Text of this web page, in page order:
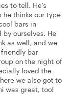
to tell. He’s
he thinks our type
bars in
by ourselves. He
as well, and we
bar
on the night of
loved the
we also got to
was great, too!